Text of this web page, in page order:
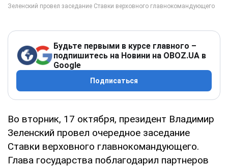
Будьте первыми в курсе главного –
подпишитесь на Новини на OBOZ.UA в
Google
Подписаться
Во вторник, 17 октября, президент Владимир
Зеленский провел очередное заседание
Ставки верховного главнокомандующего.
Глава государства поблагодарил партнеров